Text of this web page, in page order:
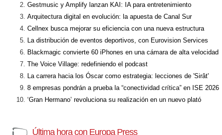
Gestmusic y Amplify lanzan KAI: IA para entretenimiento
Arquitectura digital en evolución: la apuesta de Canal Sur
Cellnex busca mejorar su eficiencia con una nueva estructura
La distribución de eventos deportivos, con Eurovision Services
Blackmagic convierte 60 iPhones en una cámara de alta velocidad
The Voice Village: redefiniendo el podcast
La carrera hacia los Óscar como estrategia: lecciones de 'Sirât'
8 empresas pondrán a prueba la “conectividad crítica” en ISE 2026
‘Gran Hermano’ revoluciona su realización en un nuevo plató
Última hora con Europa Press